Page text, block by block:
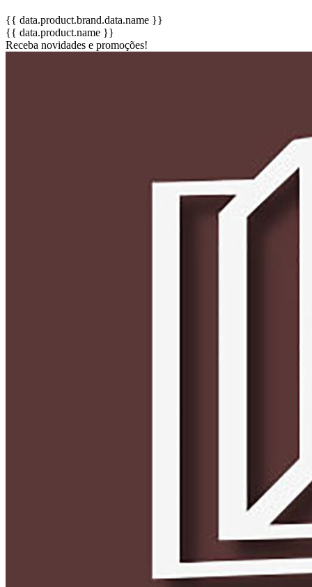
{{ data.product.brand.data.name }}
{{ data.product.name }}
Receba novidades e promoções!